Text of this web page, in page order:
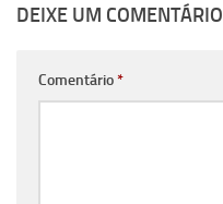
DEIXE UM COMENTÁRIO
Comentário*